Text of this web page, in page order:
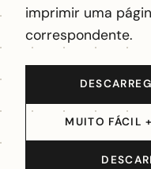
imprimir uma
correspondente.
MUITO FÁCIL